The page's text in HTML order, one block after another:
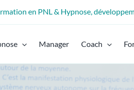
en PNL & Hypnose,
Manager Coach